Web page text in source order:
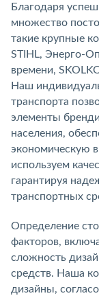
Благодаря
множество
такие крупные
STIHL, Энерго-
времени,
Наш
транспорта
элементы
населения,
экономическую
используем
гарантируя
транспортных
Определение
факторов,
сложность
средств. Наша
дизайны,